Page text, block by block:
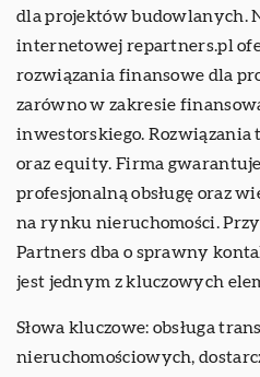
dla projektów budowlanych.
internetowej repartners.pl
rozwiązania finansowe dla
zarówno w zakresie
inwestorskiego. Rozwiązania
oraz equity. Firma
profesjonalną obsługę oraz
na rynku nieruchomości.
Partners dba o sprawny
jest jednym z kluczowych
Słowa kluczowe: obsługa
nieruchomościowych,